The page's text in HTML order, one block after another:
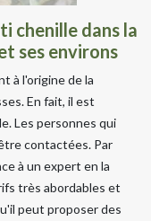
chenille dans la
ses environs
à l'origine de la
En fait, il est
Les personnes qui
contactées. Par
à un expert en la
très abordables et
peut proposer des